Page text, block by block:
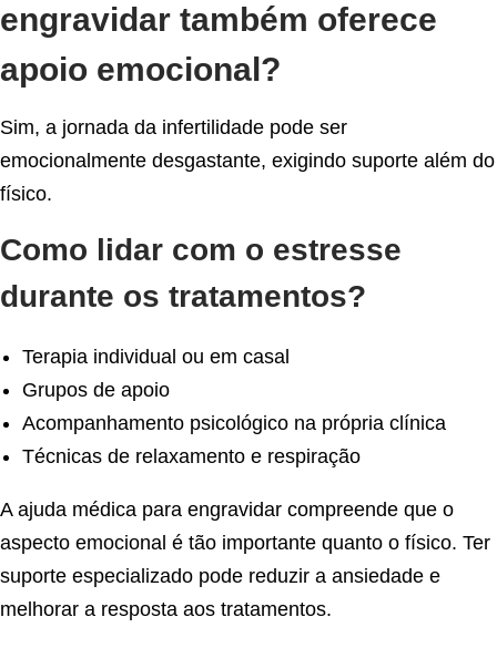
engravidar também oferece
apoio emocional?
Sim, a jornada da infertilidade pode ser
emocionalmente desgastante, exigindo suporte além do
físico.
Como lidar com o estresse
durante os tratamentos?
Terapia individual ou em casal
Grupos de apoio
Acompanhamento psicológico na própria clínica
Técnicas de relaxamento e respiração
A ajuda médica para engravidar compreende que o
aspecto emocional é tão importante quanto o físico. Ter
suporte especializado pode reduzir a ansiedade e
melhorar a resposta aos tratamentos.